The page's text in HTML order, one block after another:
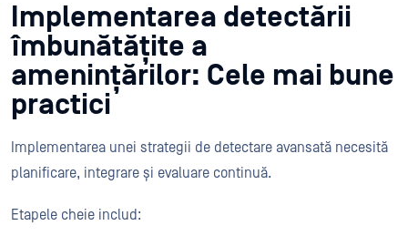
Implementarea detectării
îmbunătățite a
amenințărilor: Cele mai bune
practici
Implementarea unei strategii de detectare avansată necesită
planificare, integrare și evaluare continuă.
Etapele cheie includ: